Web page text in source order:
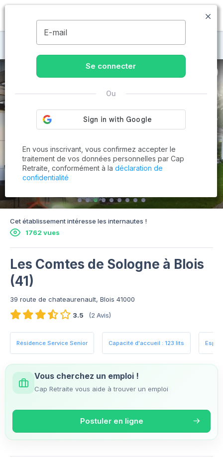
MENU
Maisons de retraite à Blois
Cet établissement intéresse les internautes !
1762 vues
Les Comtes de Sologne à Blois
(41)
39 route de chateaurenault, Blois 41000
3.5
(2 Avis)
Résidence Service Senior Capacité d'accueil : 123 lits
Vous cherchez un emploi !
Cap Retraite vous aide à trouver un emploi
Postuler en ligne
E-mail
Se connecter
Ou
En vous inscrivant, vous confirmez accepter le
traitement de vos données personnelles par Cap
Retraite, conformément à la déclaration de
confidentialité